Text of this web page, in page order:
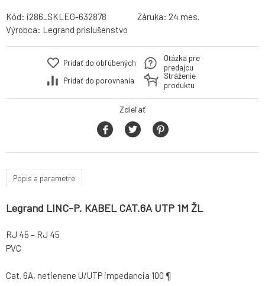
Kód: i286_SKLEG-632878 Záruka: 24 mes.
Výrobca: Legrand príslušenstvo
Pridať do obľúbených
Pridať do porovnania
Otázka pre
predajcu
Stráženie
produktu
Zdieľať
Popis a parametre
Legrand LINC-P. KABEL CAT.6A UTP 1M ŽL
RJ 45 – RJ 45
PVC
Cat. 6A, netienene U/UTP impedancia 100 ¶